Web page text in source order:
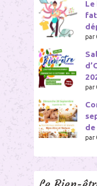
Le
par
par
par